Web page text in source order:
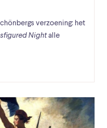
verzoening: het
Nightalle